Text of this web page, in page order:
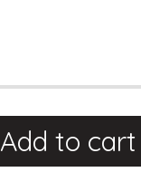
Add to cart